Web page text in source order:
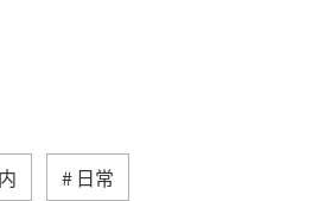
日常